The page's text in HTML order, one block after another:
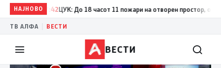
НАЈНОВО
17:42 ЦУК: До 18 часот 11 пожари на отворен простор, од кои
ТВ АЛФА ВЕСТИ
ВЕСТИ